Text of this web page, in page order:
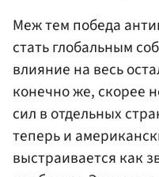
Меж тем победа
стать глобальным
влияние на весь
конечно же, скорее
сил в отдельных
теперь и
выстраивается как